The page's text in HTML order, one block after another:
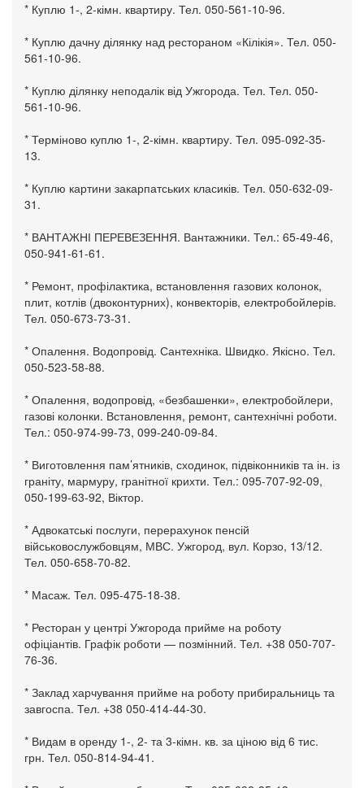
* Куплю 1-, 2-кімн. квартиру. Тел. 050-561-10-96.
* Куплю дачну ділянку над рестораном «Кілікія». Тел. 050-
561-10-96.
* Куплю ділянку неподалік від Ужгорода. Тел. Тел. 050-
561-10-96.
* Терміново куплю 1-, 2-кімн. квартиру. Тел. 095-092-35-
13.
* Куплю картини закарпатських класиків. Тел. 050-632-09-
31.
* ВАНТАЖНІ ПЕРЕВЕЗЕННЯ. Вантажники. Тел.: 65-49-46,
050-941-61-61.
* Ремонт, профілактика, встановлення газових колонок,
плит, котлів (двоконтурних), конвекторів, електробойлерів.
Тел. 050-673-73-31.
* Опалення. Водопровід. Сантехніка. Швидко. Якісно. Тел.
050-523-58-88.
* Опалення, водопровід, «безбашенки», електробойлери,
газові колонки. Встановлення, ремонт, сантехнічні роботи.
Тел.: 050-974-99-73, 099-240-09-84.
* Виготовлення пам’ятників, сходинок, підвіконників та ін. із
граніту, мармуру, гранітної крихти. Тел.: 095-707-92-09,
050-199-63-92, Віктор.
* Адвокатські послуги, перерахунок пенсій
військовослужбовцям, МВС. Ужгород, вул. Корзо, 13/12.
Тел. 050-658-70-82.
* Масаж. Тел. 095-475-18-38.
* Ресторан у центрі Ужгорода прийме на роботу
офіціантів. Графік роботи — позмінний. Тел. +38 050-707-
76-36.
* Заклад харчування прийме на роботу прибиральниць та
завгоспа. Тел. +38 050-414-44-30.
* Видам в оренду 1-, 2- та 3-кімн. кв. за ціною від 6 тис.
грн. Тел. 050-814-94-41.